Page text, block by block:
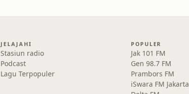
JELAJAHI
Stasiun radio
Podcast
Lagu Terpopuler
POPULER
Jak 101 FM
Gen 98.7 FM
Prambors FM
iSwara FM Jakarta